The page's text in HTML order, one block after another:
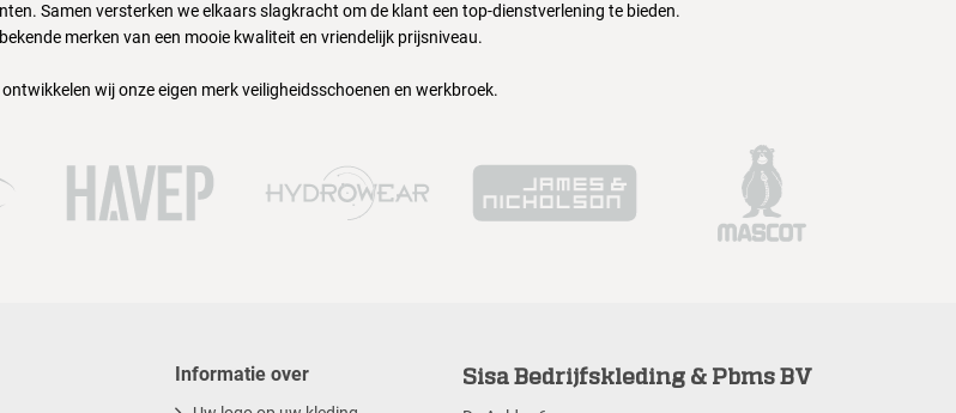
Samen versterken we elkaars slagkracht om de klant een top-dienstverlening te bieden.
merken van een mooie kwaliteit en vriendelijk prijsniveau.
wij onze eigen merk veiligheidsschoenen en werkbroek.
Informatie over Sisa Bedrijfskleding & Pbms BV